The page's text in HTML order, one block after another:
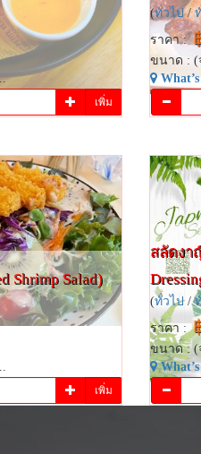
เพิ่ม
(ทั่วไป/
ราคา :
ขนาด : (
Shrimp Salad)
เพิ่ม
สลัดงา
(ทั่วไป/
ราคา :
ขนาด : (